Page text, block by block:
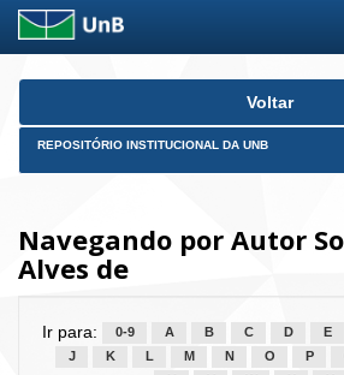
Skip
Voltar
REPOSITÓRIO INSTITUCIONAL DA UNB
Navegando por Autor
Alves de
Ir para: 0-9 A B C D E
J
K L M N O P